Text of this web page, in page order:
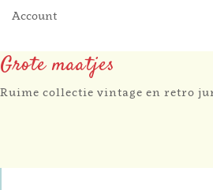
Account
Grote maatjes
Ruime collectie vintage en retro